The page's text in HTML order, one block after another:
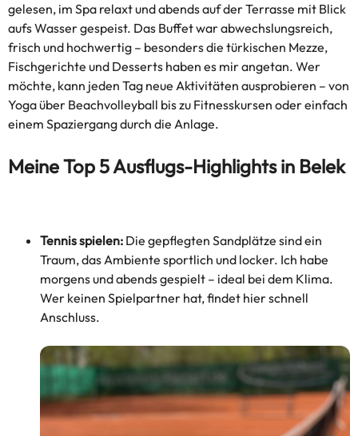
gelesen, im Spa relaxt und abends auf der Terrasse mit Blick
aufs Wasser gespeist. Das Buffet war abwechslungsreich,
frisch und hochwertig – besonders die türkischen Mezze,
Fischgerichte und Desserts haben es mir angetan. Wer
möchte, kann jeden Tag neue Aktivitäten ausprobieren – von
Yoga über Beachvolleyball bis zu Fitnesskursen oder einfach
einem Spaziergang durch die Anlage.
Meine Top 5 Ausflugs-Highlights in Belek
Tennis spielen: Die gepflegten Sandplätze sind ein
Traum, das Ambiente sportlich und locker. Ich habe
morgens und abends gespielt – ideal bei dem Klima.
Wer keinen Spielpartner hat, findet hier schnell
Anschluss.